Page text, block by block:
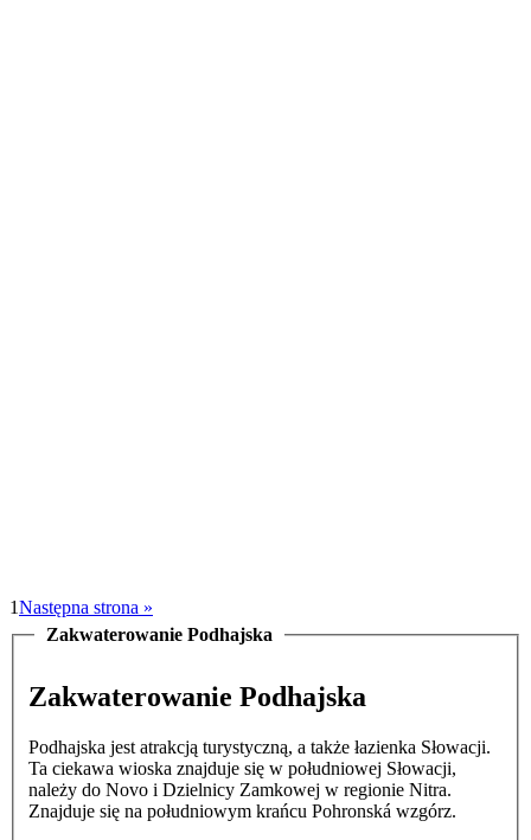
1Następna strona »
Zakwaterowanie Podhajska
Zakwaterowanie Podhajska
Podhajska jest atrakcją turystyczną, a także łazienka Słowacji.
Ta ciekawa wioska znajduje się w południowej Słowacji,
należy do Novo i Dzielnicy Zamkowej w regionie Nitra.
Znajduje się na południowym krańcu Pohronská wzgórz.